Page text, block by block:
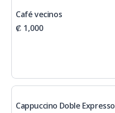
Café vecinos
₡ 1,000
Cappuccino Doble Expresso